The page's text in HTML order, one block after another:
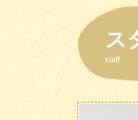
ス
staff